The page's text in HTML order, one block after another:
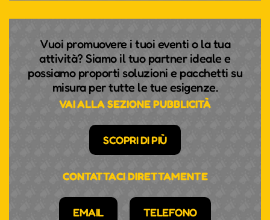
Vuoi promuovere i tuoi eventi o la tua
attività? Siamo il tuo partner ideale e
possiamo proporti soluzioni e pacchetti su
misura per tutte le tue esigenze.
VAI ALLA SEZIONE PUBBLICITÀ
SCOPRI DI PIÙ
CONTATTACI DIRETTAMENTE
EMAIL TELEFONO